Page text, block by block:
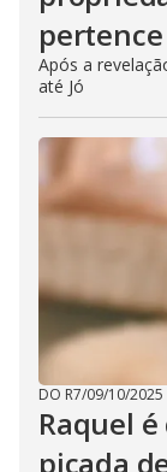
pertence
Após a
até Jó
DO R7/09/10/2025
Raquel
picada